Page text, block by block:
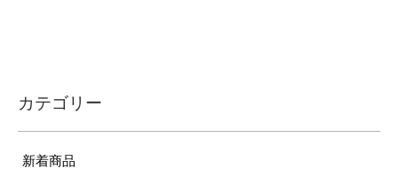
カテゴリー
新着商品